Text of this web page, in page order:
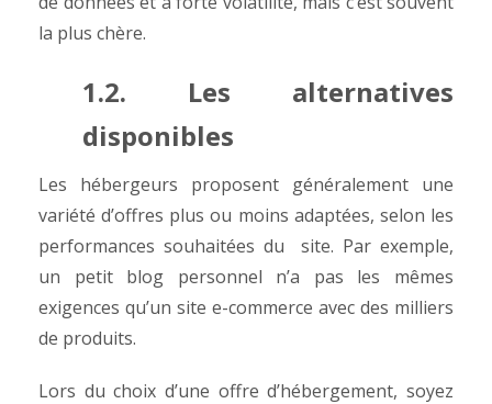
la plus chère.
1.2. Les alternatives
disponibles
Les hébergeurs proposent généralement une
variété d’offres plus ou moins adaptées, selon les
performances souhaitées du site. Par exemple,
un petit blog personnel n’a pas les mêmes
exigences qu’un site e-commerce avec des milliers
de produits.
Lors du choix d’une offre d’hébergement, soyez